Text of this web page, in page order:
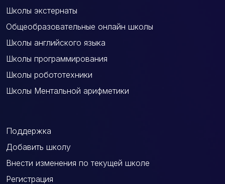
Школы экстернаты
Общеобразовательные онлайн школы
Школы английского языка
Школы программирования
Школы робототехники
Школы Ментальной арифметики
Поддержка
Добавить школу
Внести изменения по текущей школе
Регистрация